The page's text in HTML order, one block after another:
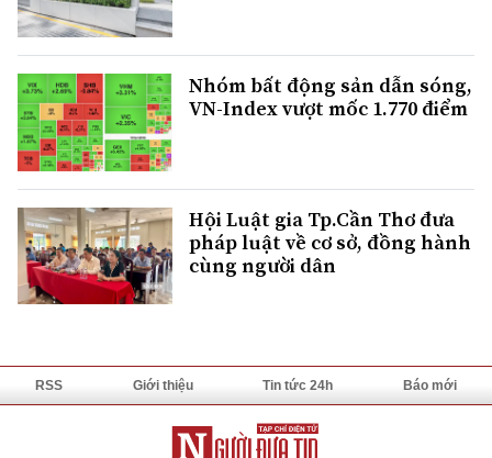
Nhóm bất động sản dẫn sóng,
VN-Index vượt mốc 1.770 điểm
Hội Luật gia Tp.Cần Thơ đưa
pháp luật về cơ sở, đồng hành
cùng người dân
RSS Giới thiệu Tin tức 24h Báo mới